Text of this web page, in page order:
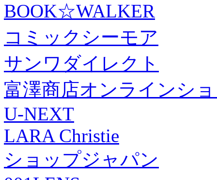
BOOK☆WALKER
コミックシーモア
サンワダイレクト
富澤商店オンラインシ
U-NEXT
LARA Christie
ショップジャパン